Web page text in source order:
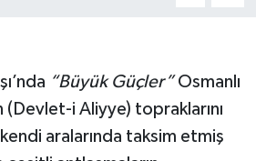
“Büyük Güçler”Osmanlı
(Devlet-i Aliyye) topraklarını
aralarında taksim etmiş